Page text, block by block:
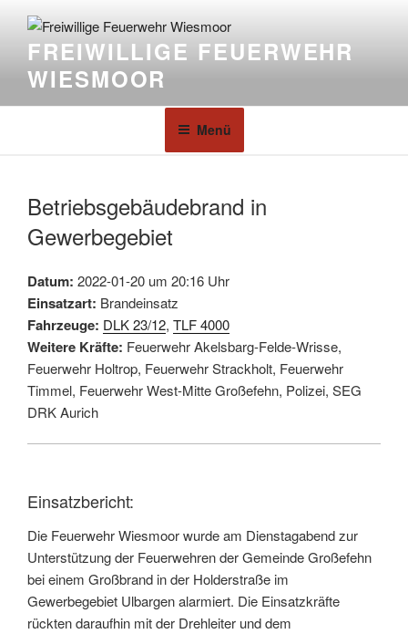
FREIWILLIGE FEUERWEHR
WIESMOOR
Menü
Betriebsgebäudebrand in
Gewerbegebiet
Datum: 2022-01-20 um 20:16 Uhr
Einsatzart: Brandeinsatz
Fahrzeuge: DLK 23/12, TLF 4000
Weitere Kräfte: Feuerwehr Akelsbarg-Felde-Wrisse,
Feuerwehr Holtrop, Feuerwehr Strackholt, Feuerwehr
Timmel, Feuerwehr West-Mitte Großefehn, Polizei, SEG
DRK Aurich
Einsatzbericht:
Die Feuerwehr Wiesmoor wurde am Dienstagabend zur
Unterstützung der Feuerwehren der Gemeinde Großefehn
bei einem Großbrand in der Holderstraße im
Gewerbegebiet Ulbargen alarmiert. Die Einsatzkräfte
rückten daraufhin mit der Drehleiter und dem